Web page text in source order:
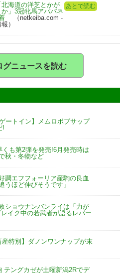
北海道の洋芝とかが
」3冠牝馬アパパネ
（netkeiba.com -
）
あとで読む
グニュースを読む
ートイン】メムロボブサップ
!
くも第2弾を発売!6月発売時は
秋・冬物など
調エフフォーリア産駒の良血
ほど伸びそうです」
ショウナンバンライは「力が
イク中の若武者が語るレパー
特別】ダノンワンナップが末
テングカゼが土曜新潟2Rでデ